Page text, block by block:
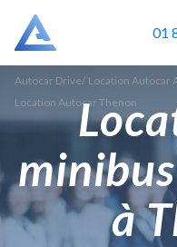
01
Autocar Drive/ Location Autocar
Location Autocar Thenon
à